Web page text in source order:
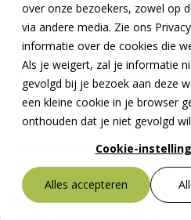
over onze bezoekers, zowel op
via andere media. Zie ons
informatie over de cookies die
Als je weigert, zal je informatie
gevolgd bij je bezoek aan deze
een kleine cookie in je browser
onthouden dat je niet gevolgd
Cookie-
Alles accepteren
Downloads
Stelcon®
Railcon®
Divicon®
BTE Groep
Onze verhalen
Over ons
Over De Meteoor Beton
Over Stelcon®
Over Railcon®
Over Divicon®
Contact
Contact Stelcon®
Contact Railcon®
Contact Divicon®
embedded
De raildraagplaat
worden toegepast op zwaar
wegen spoorwegverkeer.
raildraagplaat geschikt voor
industrieterreinen, waar
weg- en spoortransport. De